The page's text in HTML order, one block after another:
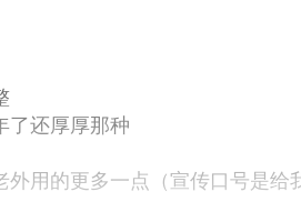
了还厚厚那种
用的更多一点（宣传口号是给